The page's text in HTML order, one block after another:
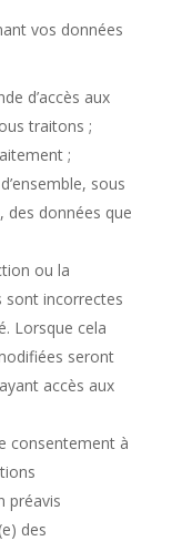
vos données
d’accès aux
traitons ;
;
sous
données que
ou la
sont incorrectes
Lorsque cela
seront
accès aux
consentement à
préavis
des